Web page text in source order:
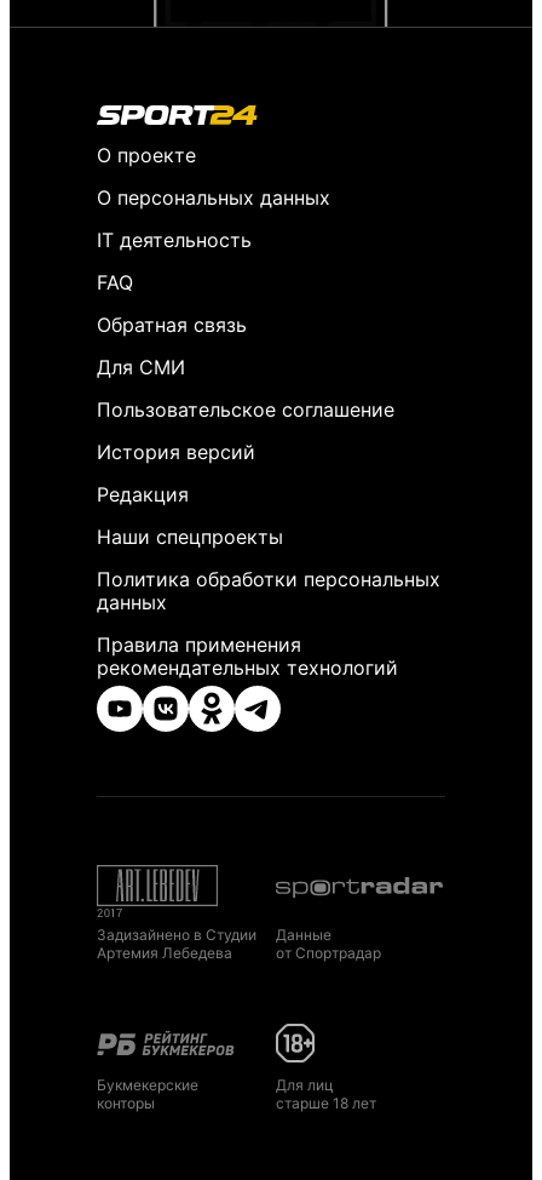
О проекте
О персональных данных
IT деятельность
FAQ
Обратная связь
Для СМИ
Пользовательское соглашение
История версий
Редакция
Наши спецпроекты
Политика обработки персональных
данных
Правила применения
рекомендательных технологий
Задизайнено в Студии
Артемия Лебедева
Данные
от Спортрадар
Букмекерские
конторы
Для лиц
старше 18 лет